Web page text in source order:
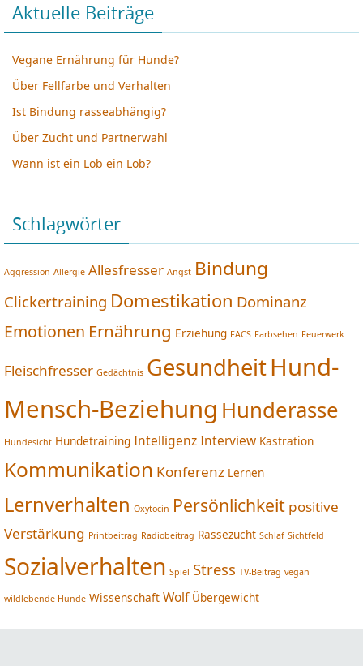
Aktuelle Beiträge
Vegane Ernährung für Hunde?
Über Fellfarbe und Verhalten
Ist Bindung rasseabhängig?
Über Zucht und Partnerwahl
Wann ist ein Lob ein Lob?
Schlagwörter
Aggression Allergie Allesfresser Angst Bindung
Clickertraining Domestikation Dominanz
Emotionen Ernährung Erziehung FACS Farbsehen Feuerwerk
Fleischfresser Gedächtnis GesundheitHund-
Mensch-Beziehung Hunderasse
Hundesicht Hundetraining IntelligenzInterview Kastration
Kommunikation Konferenz Lernen
Lernverhalten Oxytocin Persönlichkeit positive
Verstärkung Printbeitrag Radiobeitrag Rassezucht Schlaf Sichtfeld
Sozialverhalten Spiel Stress TV-Beitrag vegan
wildlebende Hunde Wissenschaft Wolf Übergewicht